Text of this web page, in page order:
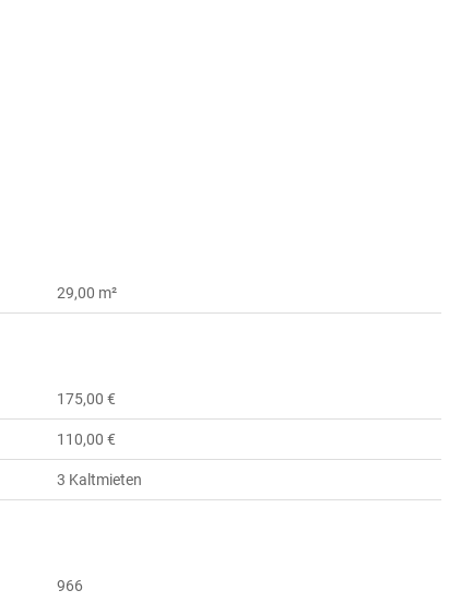
29,00 m²
175,00 €
110,00 €
3 Kaltmieten
966